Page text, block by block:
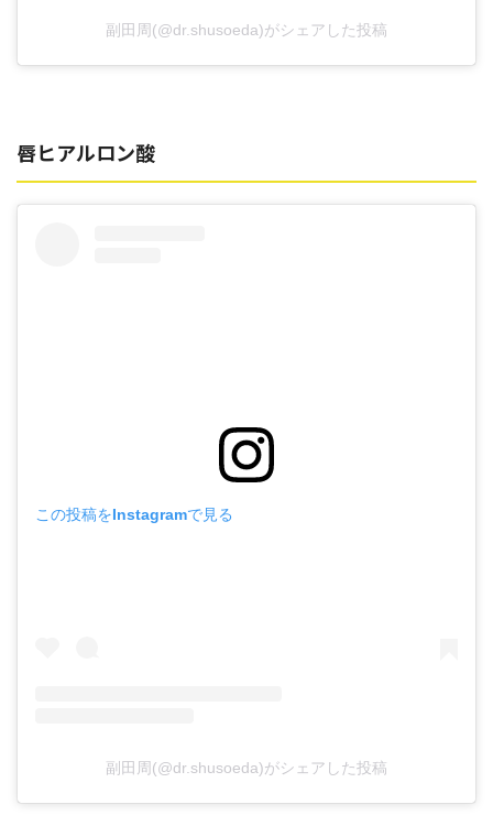
副田周(@dr.shusoeda)がシェアした投稿
唇ヒアルロン酸
この投稿をInstagramで見る
副田周(@dr.shusoeda)がシェアした投稿